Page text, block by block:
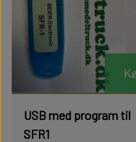
USB med program til
SFR1